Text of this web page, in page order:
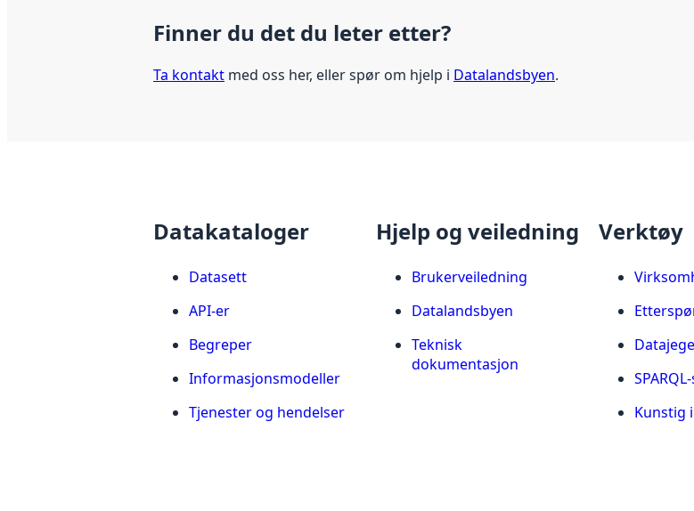
Finner du det du leter etter?
Ta kontakt med oss her, eller spør om hjelp i Datalandsbyen.
Datakataloger
Datasett
API-er
Begreper
Informasjonsmodeller
Tjenester og hendelser
Hjelp og veiledning
Brukerveiledning
Datalandsbyen
Teknisk
dokumentasjon
Verktøy
Kunstig